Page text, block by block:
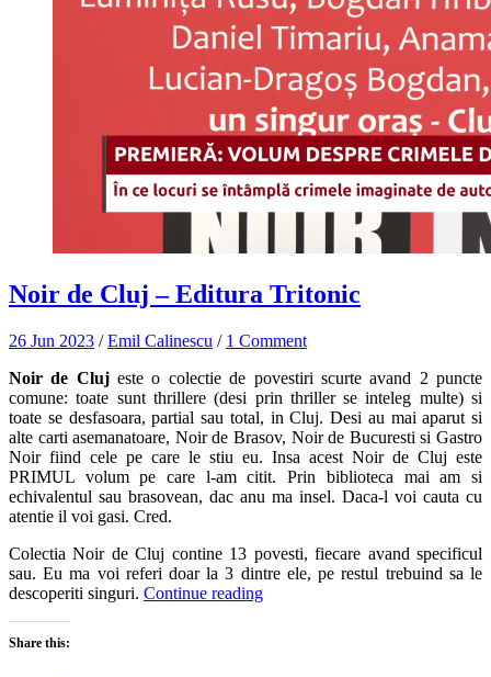
Noir de Cluj – Editura Tritonic
26 Jun 2023 /Emil Calinescu / 1 Comment
Noir de Clujeste o colectie de povestiri scurte avand 2 puncte
comune: toate sunt thrillere (desi prin thriller se inteleg multe) si
toate se desfasoara, partial sau total, in Cluj. Desi au mai aparut si
alte carti asemanatoare, Noir de Brasov, Noir de Bucuresti si Gastro
Noir fiind cele pe care le stiu eu. Insa acest Noir de Cluj este
PRIMUL volum pe care l-am citit. Prin biblioteca mai am si
echivalentul sau brasovean, dac anu ma insel. Daca-l voi cauta cu
atentie il voi gasi. Cred.
Colectia Noir de Cluj contine 13 povesti, fiecare avand specificul
sau. Eu ma voi referi doar la 3 dintre ele, pe restul trebuind sa le
descoperiti singuri. Continue reading
Share this: